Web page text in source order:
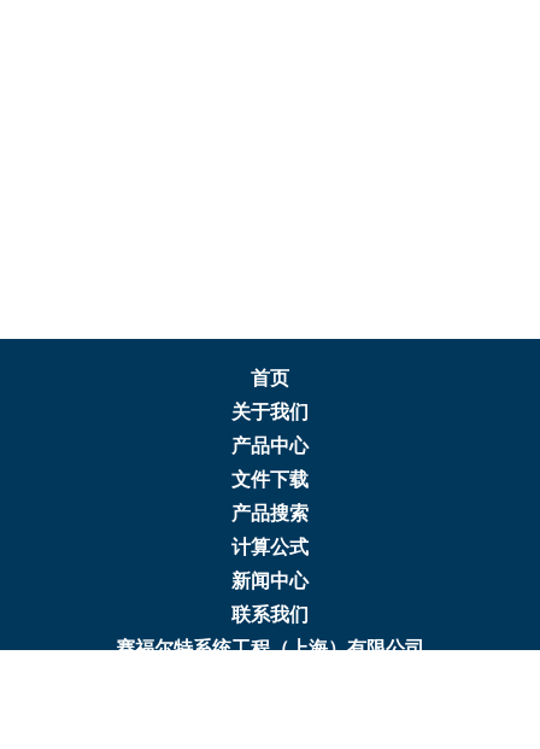
首页
关于我们
产品中心
文件下载
产品搜索
计算公式
新闻中心
联系我们
赛福尔特系统工程（上海）有限公司